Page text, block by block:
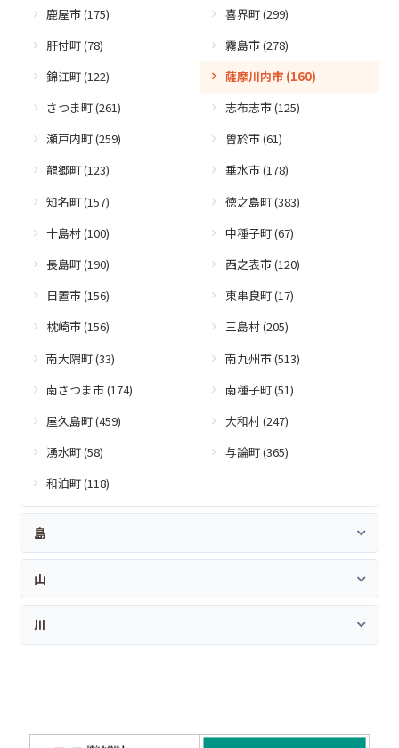
鹿屋市 (175)
喜界町 (299)
肝付町 (78)
霧島市 (278)
錦江町 (122)
薩摩川内市 (160)
さつま町 (261)
志布志市 (125)
瀬戸内町 (259)
曽於市 (61)
龍郷町 (123)
垂水市 (178)
知名町 (157)
徳之島町 (383)
十島村 (100)
中種子町 (67)
長島町 (190)
西之表市 (120)
日置市 (156)
東串良町 (17)
枕崎市 (156)
三島村 (205)
南大隅町 (33)
南九州市 (513)
南さつま市 (174)
南種子町 (51)
屋久島町 (459)
大和村 (247)
湧水町 (58)
与論町 (365)
和泊町 (118)
島
山
川